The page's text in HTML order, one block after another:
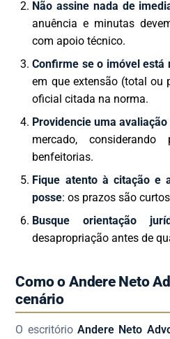
Não assine nada de
anuência e minutas
com apoio técnico.
Confirme se o imóvel está
em que extensão (total ou
oficial citada na norma.
Providencie uma
mercado,
benfeitorias.
Fique atento à citação e
posse: os prazos são
Busque orientação
desapropriação antes de
Como o Andere Neto
cenário
O escritório Andere Neto